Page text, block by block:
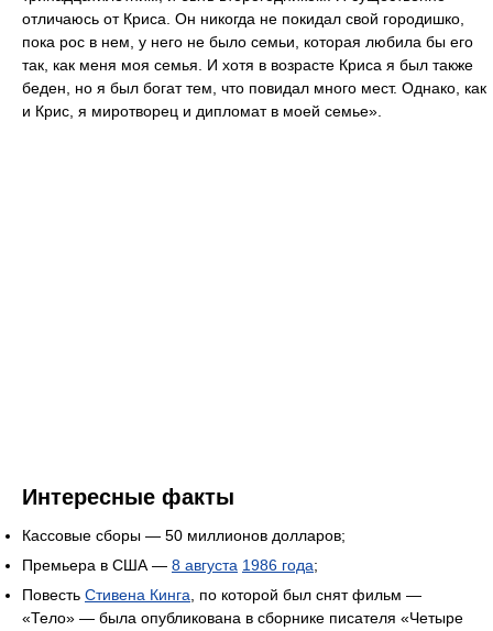
отличаюсь от Криса. Он никогда не покидал свой городишко,
пока рос в нем, у него не было семьи, которая любила бы его
так, как меня моя семья. И хотя в возрасте Криса я был также
беден, но я был богат тем, что повидал много мест. Однако, как
и Крис, я миротворец и дипломат в моей семье».
Интересные факты
Кассовые сборы — 50 миллионов долларов;
Премьера в США — 8 августа 1986 года;
Повесть Стивена Кинга , по которой был снят фильм —
«Тело» — была опубликована в сборнике писателя «Четыре